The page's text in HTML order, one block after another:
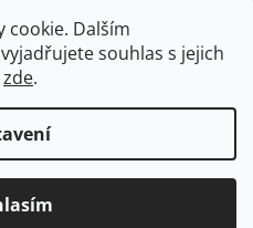
cookie. Dalším
souhlas s jejich
zde.
po Mělníku od
smlouvy
Shoptet
práva vyhrazena.
cookies